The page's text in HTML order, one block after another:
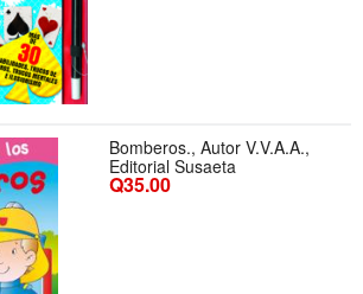
Bomberos., Autor V.V.A.A.,
Editorial Susaeta
Q35.00